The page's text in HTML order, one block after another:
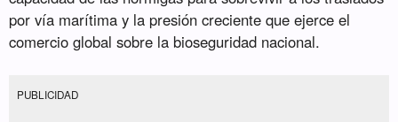
por vía marítima y la presión creciente que ejerce el
comercio global sobre la bioseguridad nacional.
PUBLICIDAD